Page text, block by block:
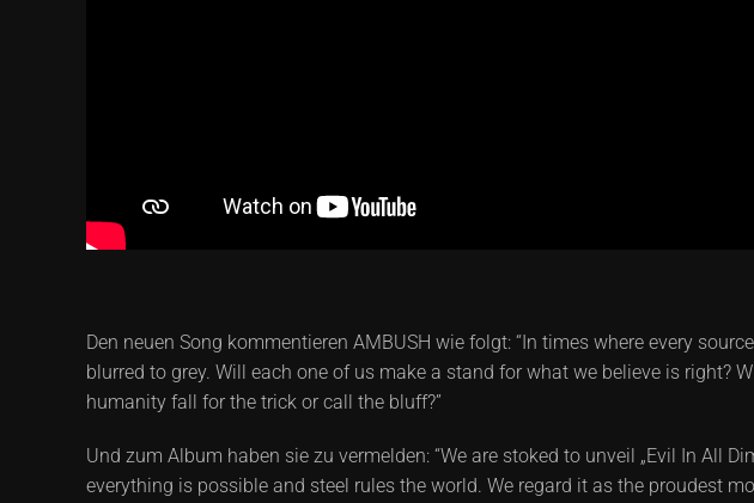
Den neuen Song kommentieren AMBUSH wie folgt: “In times where every
blurred to grey. Will each one of us make a stand for what we believe is right?
humanity fall for the trick or call the bluff?”
Und zum Album haben sie zu vermelden: “We are stoked to unveil „Evil In All
everything is possible and steel rules the world. We regard it as the proudest